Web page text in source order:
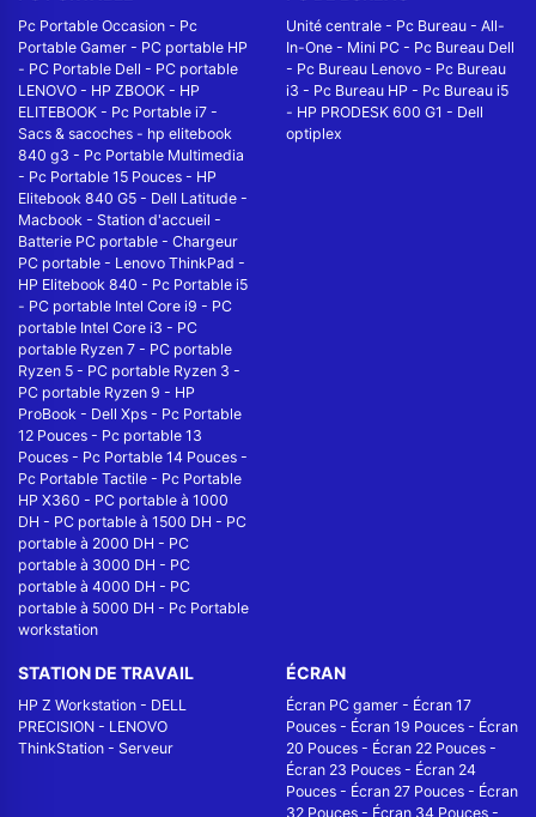
Pc Portable Occasion - Pc
Portable Gamer - PC portable HP
- PC Portable Dell - PC portable
LENOVO - HP ZBOOK - HP
ELITEBOOK - Pc Portable i7 -
Sacs & sacoches - hp elitebook
840 g3 - Pc Portable Multimedia
- Pc Portable 15 Pouces - HP
Elitebook 840 G5 - Dell Latitude -
Macbook - Station d'accueil -
Batterie PC portable - Chargeur
PC portable - Lenovo ThinkPad -
HP Elitebook 840 - Pc Portable i5
- PC portable Intel Core i9 - PC
portable Intel Core i3 - PC
portable Ryzen 7 - PC portable
Ryzen 5 - PC portable Ryzen 3 -
PC portable Ryzen 9 - HP
ProBook - Dell Xps - Pc Portable
12 Pouces - Pc portable 13
Pouces - Pc Portable 14 Pouces -
Pc Portable Tactile - Pc Portable
HP X360 - PC portable à 1000
DH - PC portable à 1500 DH - PC
portable à 2000 DH - PC
portable à 3000 DH - PC
portable à 4000 DH - PC
portable à 5000 DH - Pc Portable
workstation
Unité centrale - Pc Bureau - All-
In-One - Mini PC - Pc Bureau Dell
- Pc Bureau Lenovo - Pc Bureau
i3 - Pc Bureau HP - Pc Bureau i5
- HP PRODESK 600 G1 - Dell
optiplex
STATION DE TRAVAIL
HP Z Workstation - DELL
PRECISION - LENOVO
ThinkStation - Serveur
ÉCRAN
Écran PC gamer - Écran 17
Pouces - Écran 19 Pouces - Écran
20 Pouces - Écran 22 Pouces -
Écran 23 Pouces - Écran 24
Pouces - Écran 27 Pouces - Écran
32 Pouces - Écran 34 Pouces -